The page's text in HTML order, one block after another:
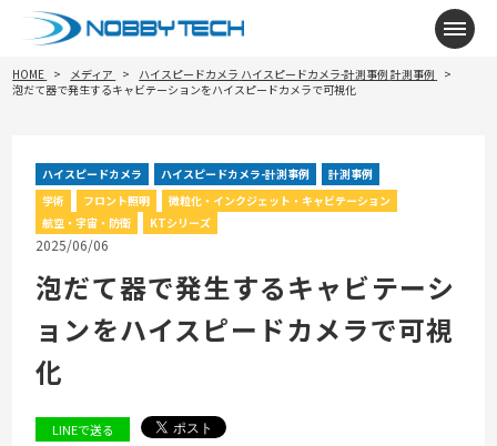
メニ
HOME メディア ハイスピードカメラ ハイスピードカメラ-計測事例 計測事例
泡だて器で発生するキャビテーションをハイスピードカメラで可視化
ハイスピードカメラ ハイスピードカメラ-計測事例
計測事例
学術
フロント照明
微粒化・インクジェット・キャビテーション
航空・宇宙・防衛
KTシリーズ
2025/06/06
泡だて器で発生するキャビテーシ
ョンをハイスピードカメラで可視
化
LINEで送る